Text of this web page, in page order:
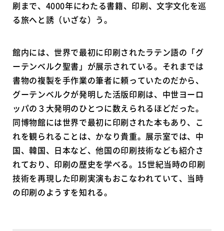
刷まで、4000年にわたる書籍、印刷、文字文化を巡
る旅へと誘（いざな）う。
館内には、世界で最初に印刷されたラテン語の「グ
ーテンベルク聖書」が展示されている。それまでは
書物の複製を手作業の筆者に頼っていたのだから、
グーテンベルクが発明した活版印刷は、中世ヨーロ
ッパの３大発明のひとつに数えられるほどだった。
同博物館には世界で最初に印刷された本もあり、こ
れを観られることは、かなり貴重。展示室では、中
国、韓国、日本など、他国の印刷技術なども紹介さ
れており、印刷の歴史を学べる。15世紀当時の印刷
技術を再現した印刷実演もおこなわれていて、当時
の印刷のようすを知れる。